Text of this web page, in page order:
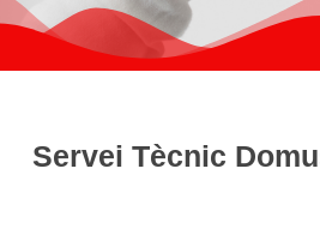
Servei Tècnic